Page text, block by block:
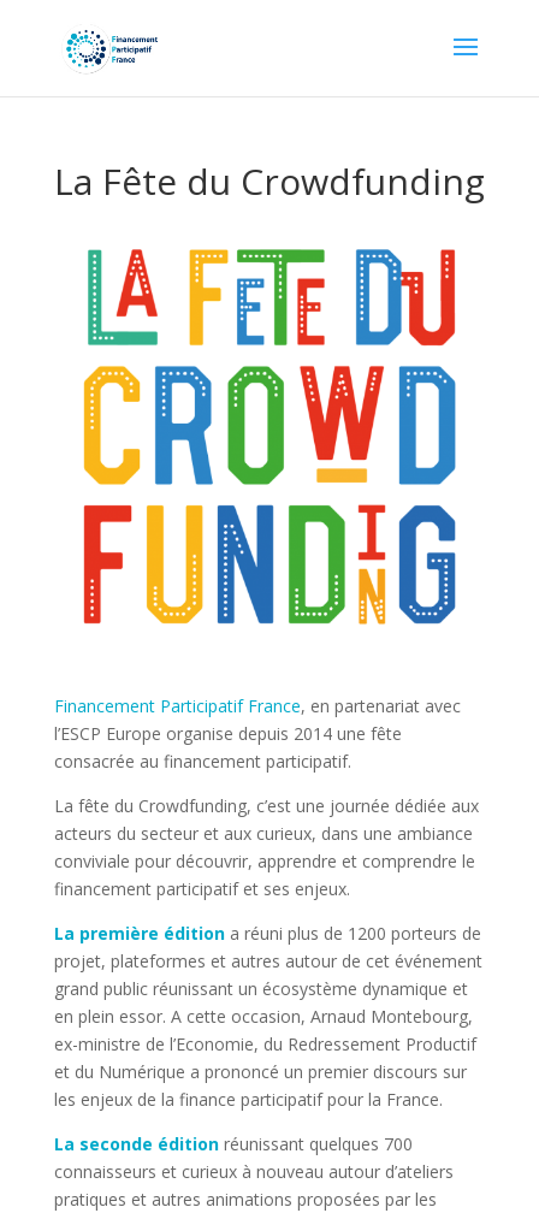
La Fête du Crowdfunding
Financement Participatif France, en partenariat avec
l’ESCP Europe organise depuis 2014 une fête
consacrée au financement participatif.
La fête du Crowdfunding, c’est une journée dédiée aux
acteurs du secteur et aux curieux, dans une ambiance
conviviale pour découvrir, apprendre et comprendre le
financement participatif et ses enjeux.
La première éditiona réuni plus de 1200 porteurs de
projet, plateformes et autres autour de cet événement
grand public réunissant un écosystème dynamique et
en plein essor. A cette occasion, Arnaud Montebourg,
ex-ministre de l’Economie, du Redressement Productif
et du Numérique a prononcé un premier discours sur
les enjeux de la finance participatif pour la France.
La seconde éditionréunissant quelques 700
connaisseurs et curieux à nouveau autour d’ateliers
pratiques et autres animations proposées par les